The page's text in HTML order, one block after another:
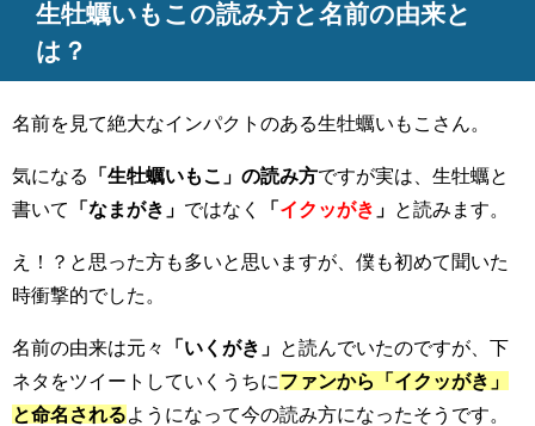
生牡蠣いもこの読み方と名前の由来と
は？
名前を見て絶大なインパクトのある生牡蠣いもこさん。
気になる 「生牡蠣いもこ」の読み方ですが実は、生牡蠣と
書いて
「なまがき」 ではなく 「 イクッがき 」 と読みます。
え！？と思った方も多いと思いますが、僕も初めて聞いた
時衝撃的でした。
名前の由来は元々 「いくがき」
と読んでいたのですが、下
ネタをツイートしていくうちにファンから「イクッがき」
と命名される ようになって今の読み方になったそうです。